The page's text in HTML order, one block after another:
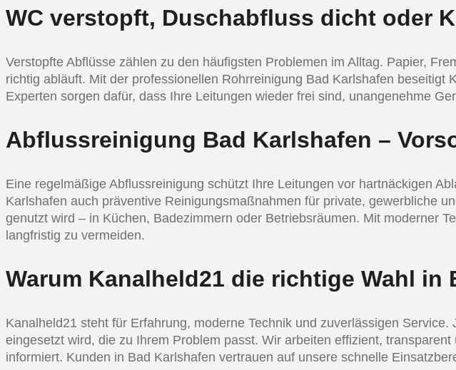
WC verstopft, Duschabfluss dicht oder
Verstopfte Abflüsse zählen zu den häufigsten Problemen im Alltag. Papier,
richtig abläuft. Mit der professionellen Rohrreinigung Bad Karlshafen
Experten sorgen dafür, dass Ihre Leitungen wieder frei sind, unangenehme
Abflussreinigung Bad Karlshafen –
Eine regelmäßige Abflussreinigung schützt Ihre Leitungen vor hartnäckigen
Karlshafen auch präventive Reinigungsmaßnahmen für private, gewerbliche
genutzt wird – in Küchen, Badezimmern oder Betriebsräumen. Mit moderner
langfristig zu vermeiden.
Warum Kanalheld21 die richtige Wahl in
Kanalheld21 steht für Erfahrung, moderne Technik und zuverlässigen
eingesetzt wird, die zu Ihrem Problem passt. Wir arbeiten effizient,
informiert. Kunden in Bad Karlshafen vertrauen auf unsere schnelle